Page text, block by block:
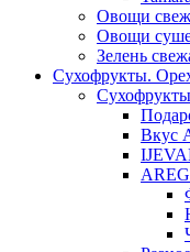
Овощи
Овощи
Зелень
Сухофрукты.
Сухофрукты
Вкус